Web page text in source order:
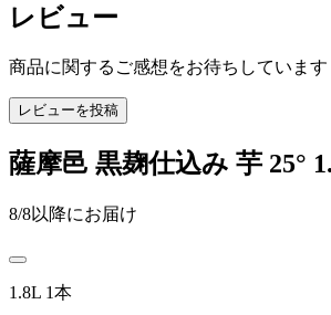
レビュー
商品に関するご感想をお待ちしています
レビューを投稿
薩摩邑 黒麹仕込み 芋 25°
8/8以降にお届け
1.8L 1本